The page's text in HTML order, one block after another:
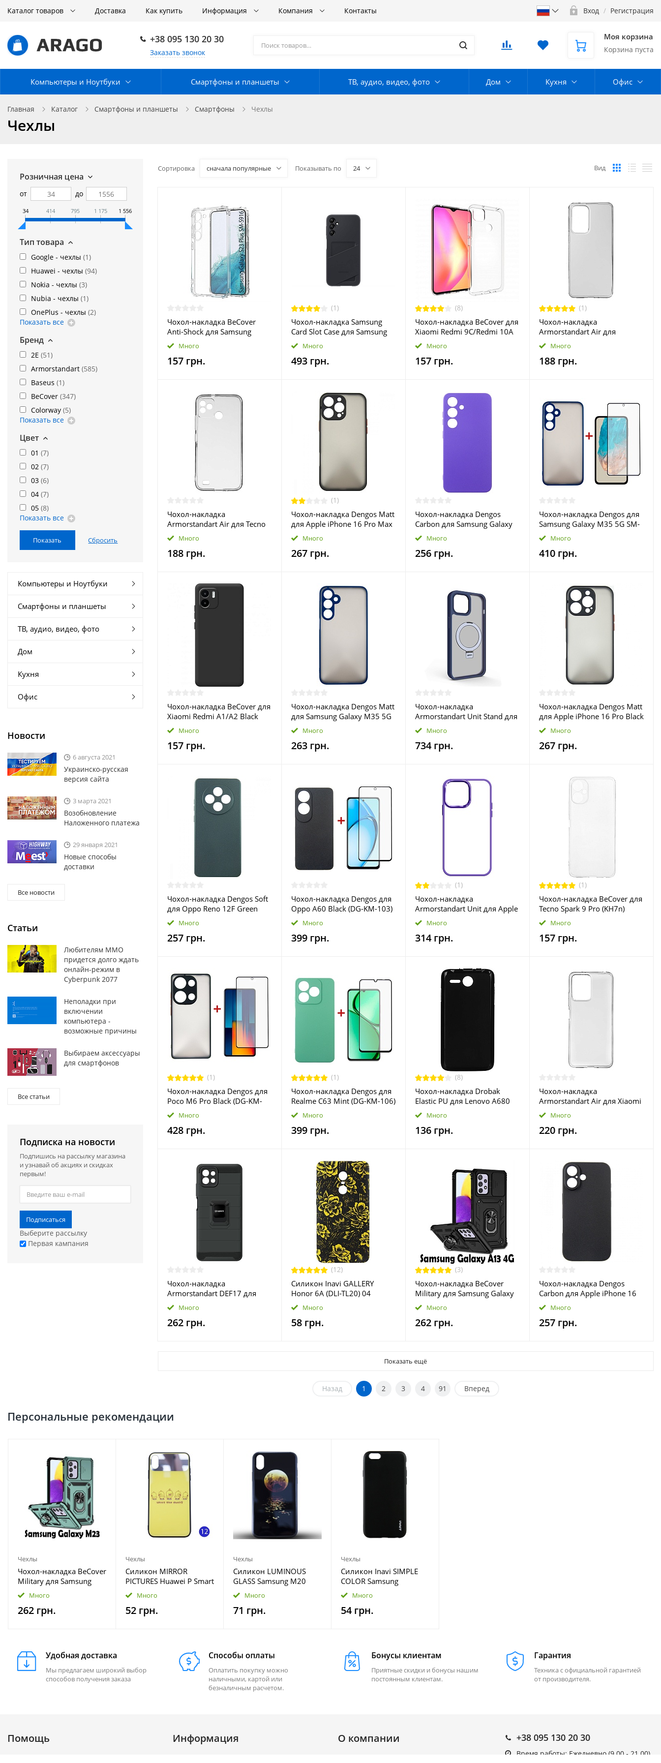
Каталог товаров Доставка Как купить Информация Компания Контакты Вход / Регистрация
+38 095 130 20 30
Заказать звонок
Моя корзина
Корзина пуста
Компьютеры и Ноутбуки Смартфоны и планшеты ТВ, аудио, видео, фото Дом Кухня Офис
Главная Каталог Смартфоны и планшеты Смартфоны Чехлы
Чехлы
Розничная цена
от до
34 414 795 1 175 1 556
Тип товара
Google - чехлы (1)
Huawei - чехлы (94)
Nokia - чехлы (3)
Nubia - чехлы (1)
OnePlus - чехлы (2)
Показать все
Бренд
2E (51)
Armorstandart (585)
Baseus (1)
BeCover (347)
Colorway (5)
Показать все
Цвет
01 (7)
02 (7)
03 (6)
04 (7)
05 (8)
Показать все
Компьютеры и Ноутбуки
Смартфоны и планшеты
ТВ, аудио, видео, фото
Дом
Кухня
Офис
Новости
6 августа 2021
Украинско-русская
версия сайта
3 марта 2021
Возобновление
Наложенного платежа
29 января 2021
Новые способы
доставки
Все новости
Статьи
Любителям MMO
придется долго ждать
онлайн-режим в
Cyberpunk 2077
Неполадки при
включении
компьютера -
возможные причины
Выбираем аксессуары
для смартфонов
Все статьи
Подписка на новости
Подпишись на рассылку магазина
и узнавай об акциях и скидках
первым!
Подписаться
Выберите рассылку
Первая кампания
Сортировка сначала популярные Показывать по 24 Вид
Чохол-накладка BeCover
Anti-Shock для Samsung
Galaxy S23+ SM-S916 Clear
(708926)
Много
157 грн.
(1)
Чохол-накладка Samsung
Card Slot Case для Samsung
Galaxy A14 SM-A146 Black
(EF-OA146TBEGRU)
Много
493 грн.
(8)
Чохол-накладка BeCover для
Xiaomi Redmi 9C/Redmi 10A
Transparancy (705455)
Много
157 грн.
(1)
Чохол-накладка
Armorstandart Air для
Samsung A33 5G SM-A336
Transparent (ARM65777)
Много
188 грн.
Чохол-накладка
Armorstandart Air для Tecno
Pop 5 Go (BD1) Camera cover
Transparent (ARM67160)
Много
188 грн.
(1)
Чохол-накладка Dengos Matt
для Apple iPhone 16 Pro Max
Black (DG-TPU-MATT-151)
Много
267 грн.
Чохол-накладка Dengos
Carbon для Samsung Galaxy
S24+ SM-S926 Violet (DG-TPU-
CRBN-202)
Много
256 грн.
Чохол-накладка Dengos для
Samsung Galaxy M35 5G SM-
M356 Blue (DG-KM-108) +
захисне скло
Много
410 грн.
Чохол-накладка BeCover для
Xiaomi Redmi A1/A2 Black
(708117)
Много
157 грн.
Чохол-накладка Dengos Matt
для Samsung Galaxy M35 5G
SM-M356 Blue (DG-TPU-MATT-
145)
Много
263 грн.
Чохол-накладка
Armorstandart Unit Stand для
Apple iPhone 15 Plus Dark
Blue (ARM70574)
Много
734 грн.
Чохол-накладка Dengos Matt
для Apple iPhone 16 Pro Black
(DG-TPU-MATT-150)
Много
267 грн.
Чохол-накладка Dengos Soft
для Oppo Reno 12F Green
(DG-TPU-SOFT-66)
Много
257 грн.
Чохол-накладка Dengos для
Oppo A60 Black (DG-KM-103)
+ захисне скло
Много
399 грн.
(1)
Чохол-накладка
Armorstandart Unit для Apple
iPhone 13 Pro Max Lavender
(ARM62497)
Много
314 грн.
(1)
Чохол-накладка BeCover для
Tecno Spark 9 Pro (KH7n)
Transparancy (708661)
Много
157 грн.
(1)
Чохол-накладка Dengos для
Poco M6 Pro Black (DG-KM-
111) + захисне скло
Много
428 грн.
(1)
Чохол-накладка Dengos для
Realme C63 Mint (DG-KM-106)
+ захисне скло
Много
399 грн.
(8)
Чохол-накладка Drobak
Elastic PU для Lenovo A680
Black (211451)
Много
136 грн.
Чохол-накладка
Armorstandart Air для Xiaomi
Poco X5 5G Transparent
(ARM66368)
Много
220 грн.
Чохол-накладка
Armorstandart DEF17 для
Samsung Galaxy A03 SM-
A035 Black (ARM61350)
Много
262 грн.
(12)
Силикон Inavi GALLERY
Honor 6A (DLI-TL20) 04
Много
58 грн.
(3)
Чохол-накладка BeCover
Military для Samsung Galaxy
A13 SM-A135 Black (707393)
Много
262 грн.
Чохол-накладка Dengos
Carbon для Apple iPhone 16
Black (DG-TPU-CRBN-208)
Много
257 грн.
Показать ещё
Назад 1 2 3 4 91 Вперед
Персональные рекомендации
Чехлы
Чохол-накладка BeCover
Military для Samsung
Galaxy M23 SM-M236
Dark Green (707372)
Много
262 грн.
Чехлы
Силикон MIRROR
PICTURES Huawei P Smart
2019 12
Много
52 грн.
Чехлы
Силикон LUMINOUS
GLASS Samsung M20
MoonМного
71 грн.
Чехлы
Силикон Inavi SIMPLE
COLOR Samsung
A8/A530 (2018) черный
Много
54 грн.
Удобная доставка
Мы предлагаем широкий выбор
способов получения заказа
Способы оплаты
Оплатить покупку можно
наличными, картой или
безналичным расчетом.
Бонусы клиентам
Приятные скидки и бонусы нашим
постоянным клиентам.
Гарантия
Техника с официальной гарантией
от производителя.
Помощь Информация О компании +38 095 130 20 30
Время работы: Ежедневно (9.00 - 21.00)